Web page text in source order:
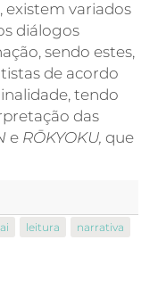
existem variados
diálogos
sendo estes,
de acordo
tendo
das
e RŌKYOKU, que
leitura
narrativa